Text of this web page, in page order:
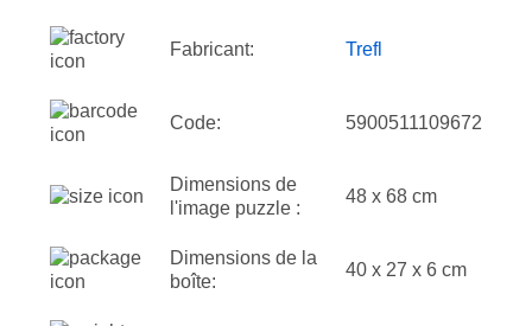
Fabricant: Trefl
Code: 5900511109672
Dimensions de
l'image puzzle :
48 x 68 cm
Dimensions de la
boîte:
40 x 27 x 6 cm